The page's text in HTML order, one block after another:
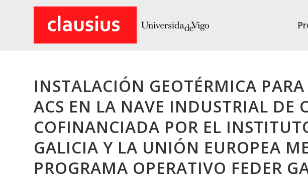
INSTALACIÓN GEOTÉRMICA
ACS EN LA NAVE INDUSTRIAL DE
COFINANCIADA POR EL
GALICIA Y LA UNIÓN EUROPEA
PROGRAMA OPERATIVO FEDER